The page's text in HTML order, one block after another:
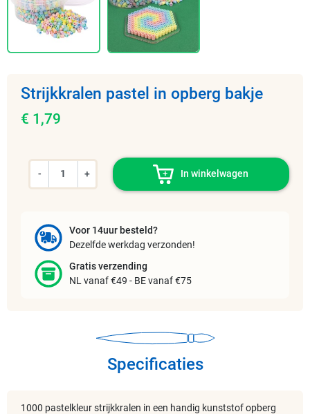
Strijkkralen pastel in opberg bakje
€ 1,79
- + In winkelwagen
Voor 14uur besteld?
Dezelfde werkdag verzonden!
Gratis verzending
NL vanaf €49 - BE vanaf €75
Specificaties
1000 pastelkleur strijkkralen in een handig kunststof opberg